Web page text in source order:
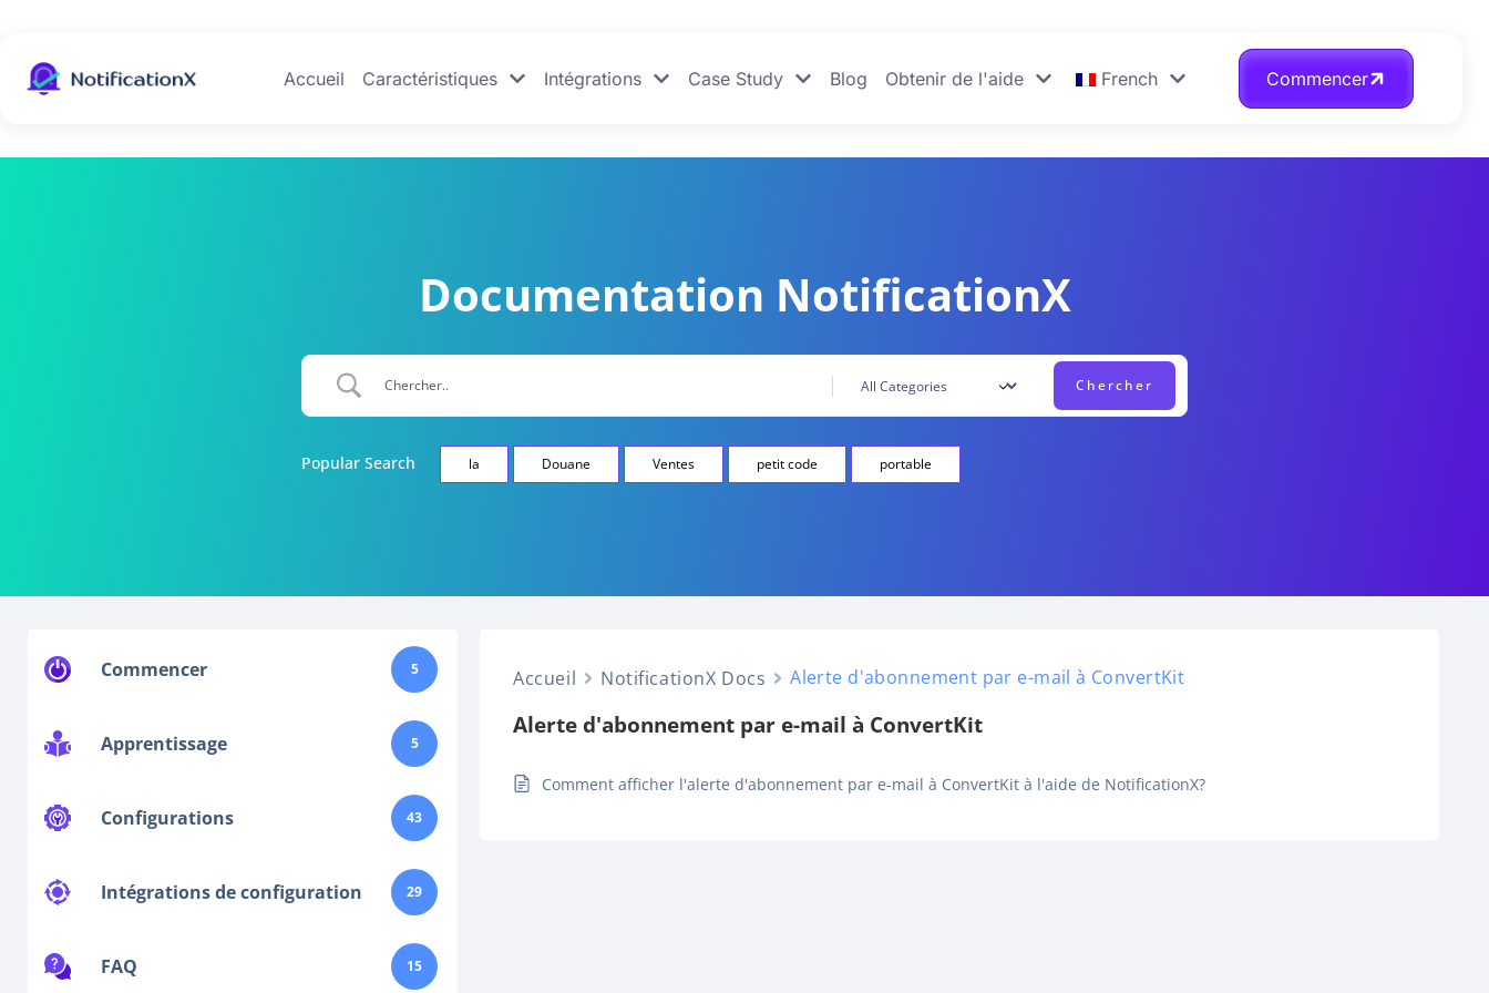
Accueil Caractéristiques Intégrations Case Study Blog Obtenir de l'aide French Commencer
Documentation NotificationX
Popular Search la Douane Ventes petit code portable
Commencer 5
Apprentissage 5
Configurations 43
Intégrations de configuration 29
FAQ 15
Accueil NotificationX Docs Alerte d'abonnement par e-mail à ConvertKit
Alerte d'abonnement par e-mail à ConvertKit
Comment afficher l'alerte d'abonnement par e-mail à ConvertKit à l'aide de NotificationX?